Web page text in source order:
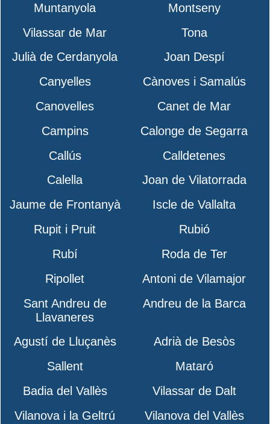
Muntanyola
Montseny
Vilassar de Mar
Tona
Julià de Cerdanyola
Joan Despí
Canyelles
Cànoves i Samalús
Canovelles
Canet de Mar
Campins
Calonge de Segarra
Callús
Calldetenes
Calella
Joan de Vilatorrada
Jaume de Frontanyà
Iscle de Vallalta
Rupit i Pruit
Rubió
Rubí
Roda de Ter
Ripollet
Antoni de Vilamajor
Sant Andreu de
Llavaneres
Andreu de la Barca
Agustí de Lluçanès
Adrià de Besòs
Sallent
Mataró
Badia del Vallès
Vilassar de Dalt
Vilanova i la Geltrú
Vilanova del Vallès